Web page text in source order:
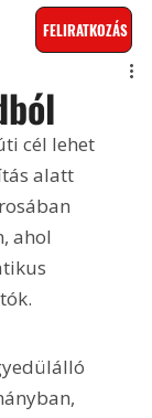
FELIRATKOZÁS
cél lehet
alatt
ahol